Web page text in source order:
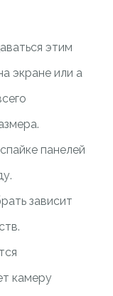
этим
экране или а
панелей
зависит
камеру